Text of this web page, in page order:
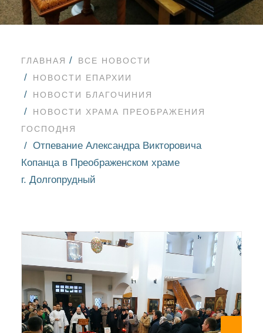
ГЛАВНАЯ
ВСЕ НОВОСТИ
НОВОСТИ ЕПАРХИИ
НОВОСТИ БЛАГОЧИНИЯ
НОВОСТИ ХРАМА ПРЕОБРАЖЕНИЯ
ГОСПОДНЯ
Отпевание Александра Викторовича
Копанца в Преображенском храме
г. Долгопрудный